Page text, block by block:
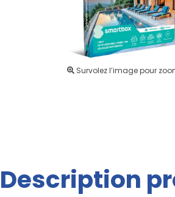
Survolez l’image pour
Description